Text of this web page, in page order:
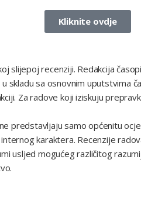
Kliknite ovdje
slijepoj recenziji. Redakcija
skladu sa osnovnim uputstvima
Za radove koji iziskuju
predstavljaju samo općenitu
karaktera. Recenzije
usljed mogućeg različitog